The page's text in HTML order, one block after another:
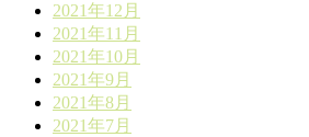
2021年12月
2021年11月
2021年10月
2021年9月
2021年8月
2021年7月